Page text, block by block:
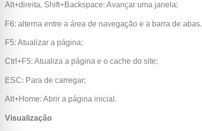
Alt+direita, Shift+Backspace: Avançar uma janela;
F6: alterna entre a área de navegação e a barra de abas.
F5: Atualizar a página;
Ctrl+F5: Atualiza a página e o cache do site;
ESC: Para de carregar;
Alt+Home: Abrir a página inicial.
Visualização